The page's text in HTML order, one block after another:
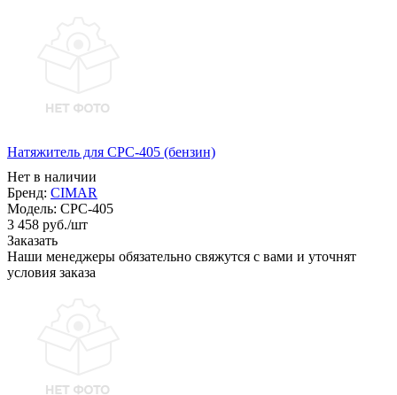
Натяжитель для CPC-405 (бензин)
Нет в наличии
Бренд: CIMAR
Модель: CPC-405
3 458 руб./шт
Заказать
Наши менеджеры обязательно свяжутся с вами и уточнят
условия заказа